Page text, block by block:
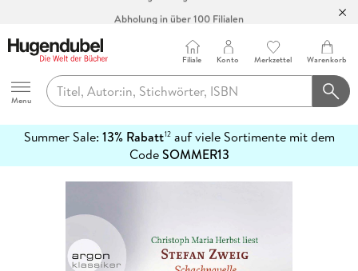
Hugendubel
Menu
Filiale Konto Merkzettel Warenkorb
Summer Sale: 13% Rabatt12auf viele Sortimente mit dem
CodeSOMMER13
erfahren